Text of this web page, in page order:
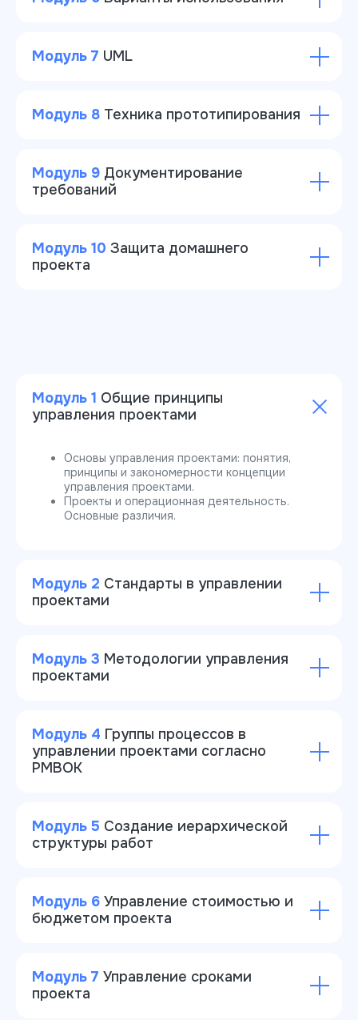
Модуль 7 UML
Модуль 8 Техника прототипирования
Модуль 9 Документирование
требований
Модуль 10 Защита домашнего
проекта
Модуль 1 Общие принципы
управления проектами
Основы управления проектами: понятия,
принципы и закономерности концепции
управления проектами.
Проекты и операционная деятельность.
Основные различия.
Модуль 2 Стандарты в управлении
проектами
Модуль 3 Методологии управления
проектами
Модуль 4 Группы процессов в
управлении проектами согласно
PMBOK
Модуль 5 Создание иерархической
структуры работ
Модуль 6 Управление стоимостью и
бюджетом проекта
Модуль 7 Управление сроками
проекта